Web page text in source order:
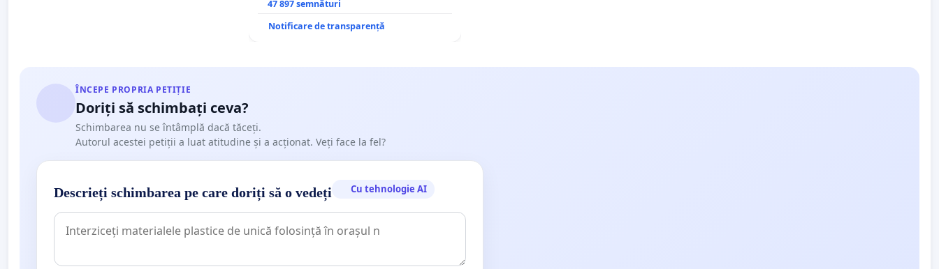
și discreditarea statului
47 897 semnături
Notificare de transparență
ÎNCEPE PROPRIA PETIȚIE
Doriți să schimbați ceva?
Schimbarea nu se întâmplă dacă tăceți.
Autorul acestei petiții a luat atitudine și a acționat. Veți face la fel?
Descrieți schimbarea pe care doriți să o vedeți Cu tehnologie AI